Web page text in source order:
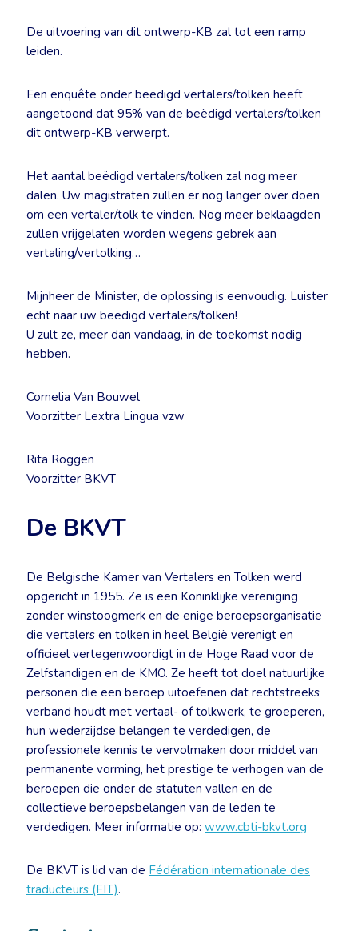
De uitvoering van dit ontwerp-KB zal tot een ramp
leiden.
Een enquête onder beëdigd vertalers/tolken heeft
aangetoond dat 95% van de beëdigd vertalers/tolken
dit ontwerp-KB verwerpt.
Het aantal beëdigd vertalers/tolken zal nog meer
dalen. Uw magistraten zullen er nog langer over doen
om een vertaler/tolk te vinden. Nog meer beklaagden
zullen vrijgelaten worden wegens gebrek aan
vertaling/vertolking…
Mijnheer de Minister, de oplossing is eenvoudig. Luister
echt naar uw beëdigd vertalers/tolken!
U zult ze, meer dan vandaag, in de toekomst nodig
hebben.
Cornelia Van Bouwel
Voorzitter Lextra Lingua vzw
Rita Roggen
Voorzitter BKVT
De BKVT
De Belgische Kamer van Vertalers en Tolken werd
opgericht in 1955. Ze is een Koninklijke vereniging
zonder winstoogmerk en de enige beroepsorganisatie
die vertalers en tolken in heel België verenigt en
officieel vertegenwoordigt in de Hoge Raad voor de
Zelfstandigen en de KMO. Ze heeft tot doel natuurlijke
personen die een beroep uitoefenen dat rechtstreeks
verband houdt met vertaal- of tolkwerk, te groeperen,
hun wederzijdse belangen te verdedigen, de
professionele kennis te vervolmaken door middel van
permanente vorming, het prestige te verhogen van de
beroepen die onder de statuten vallen en de
collectieve beroepsbelangen van de leden te
verdedigen. Meer informatie op: www.cbti-bkvt.org
De BKVT is lid van de Fédération internationale des
traducteurs (FIT).